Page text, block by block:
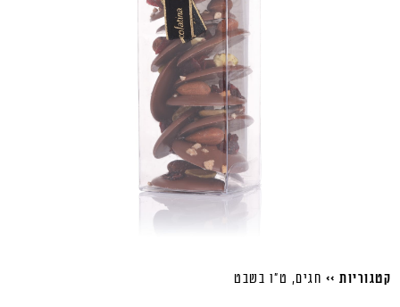
קטגוריות >> חגים, ט"ו בשבט